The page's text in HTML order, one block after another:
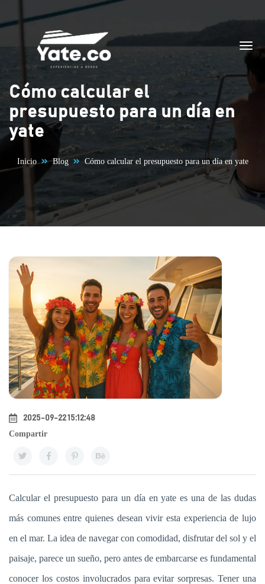
Saltar al contenido
Cómo calcular el
presupuesto para un día en
yate
Inicio Blog Cómo calcular el presupuesto para un día en yate
2025-09-22 15:12:48
Compartir
Calcular el presupuesto para un día en yate es una de las dudas
más comunes entre quienes desean vivir esta experiencia de lujo
en el mar. La idea de navegar con comodidad, disfrutar del sol y el
paisaje, parece un sueño, pero antes de embarcarse es fundamental
conocer los costos involucrados para evitar sorpresas. Tener una